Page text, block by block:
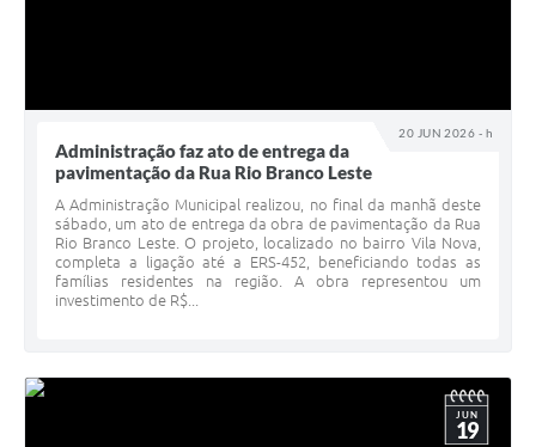
20 JUN 2026 - h
Administração faz ato de entrega da
pavimentação da Rua Rio Branco Leste
A Administração Municipal realizou, no final da manhã deste
sábado, um ato de entrega da obra de pavimentação da Rua
Rio Branco Leste. O projeto, localizado no bairro Vila Nova,
completa a ligação até a ERS-452, beneficiando todas as
famílias residentes na região. A obra representou um
investimento de R$...
JUN
19